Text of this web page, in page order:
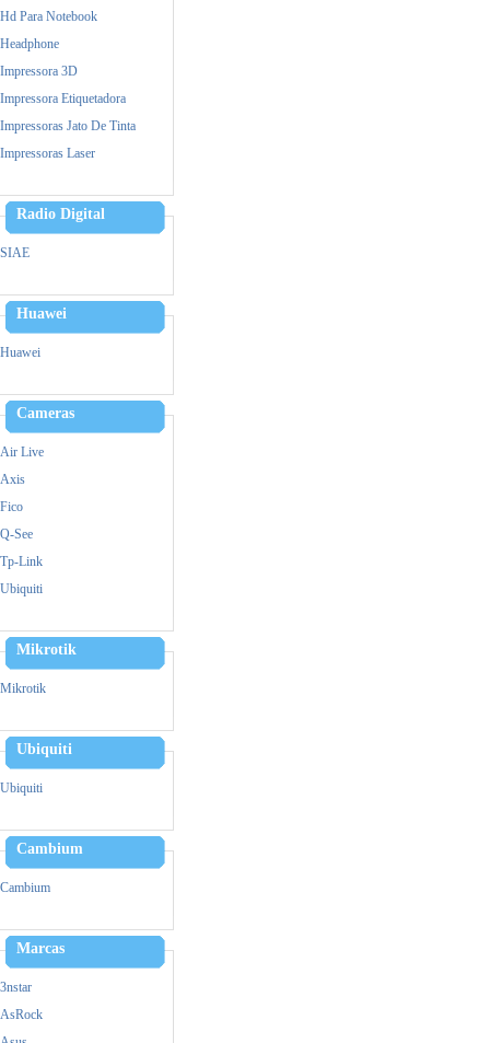
Hd Para Notebook
Headphone
Impressora 3D
Impressora Etiquetadora
Impressoras Jato De Tinta
Impressoras Laser
Memoria
Cpu
Notebook
Ups- Nobreak
Power Bank - Carregador
Simultaneo
Leitor Biometrico
Teclado
Ventiladores
Vga
Zebra
Triturador De Papel
Radio Digital
SIAE
Huawei
Huawei
Cameras
Air Live
Axis
Fico
Q-See
Tp-Link
Ubiquiti
Mikrotik
Mikrotik
Ubiquiti
Ubiquiti
Cambium
Cambium
Marcas
3nstar
AsRock